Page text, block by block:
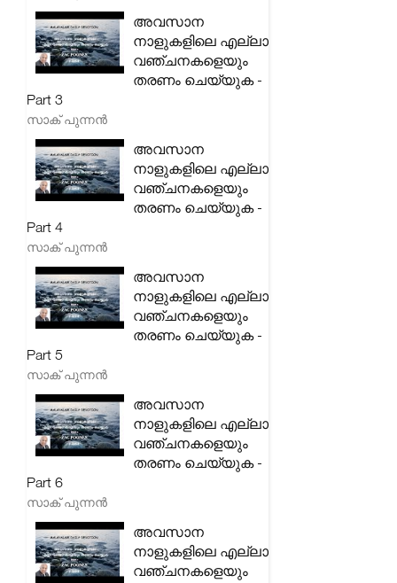
അവസാന
നാളുകളിലെ എല്ലാ
വഞ്ചനകളെയും
തരണം ചെയ്യുക -
Part 3
സാക് പുന്നൻ
അവസാന
നാളുകളിലെ എല്ലാ
വഞ്ചനകളെയും
തരണം ചെയ്യുക -
Part 4
സാക് പുന്നൻ
അവസാന
നാളുകളിലെ എല്ലാ
വഞ്ചനകളെയും
തരണം ചെയ്യുക -
Part 5
സാക് പുന്നൻ
അവസാന
നാളുകളിലെ എല്ലാ
വഞ്ചനകളെയും
തരണം ചെയ്യുക -
Part 6
സാക് പുന്നൻ
അവസാന
നാളുകളിലെ എല്ലാ
വഞ്ചനകളെയും